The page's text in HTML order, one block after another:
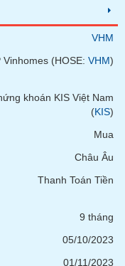
VHM
Vinhomes (HOSE: VHM)
khoán KIS Việt Nam
(KIS)
Mua
Châu Âu
Thanh Toán Tiền
9 tháng
05/10/2023
01/11/2023